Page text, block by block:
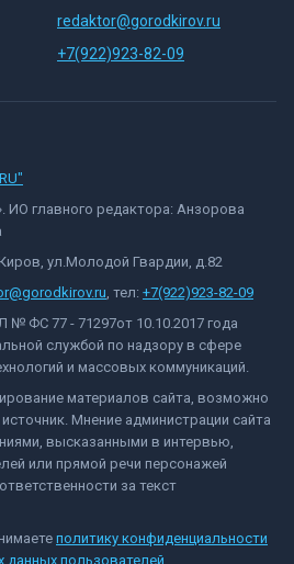
redaktor@gorodkirov.ru
+7(922)923-82-09
ИО главного редактора: Анзорова
ул.Молодой Гвардии, д.82
, тел: +7(922)923-82-09
№ ФС 77 - 71297от 10.10.2017 года
службой по надзору в сфере
и массовых коммуникаций.
материалов сайта, возможно
Мнение администрации сайта
высказанными в интервью,
или прямой речи персонажей
за текст
политику конфиденциальности
данных пользователей